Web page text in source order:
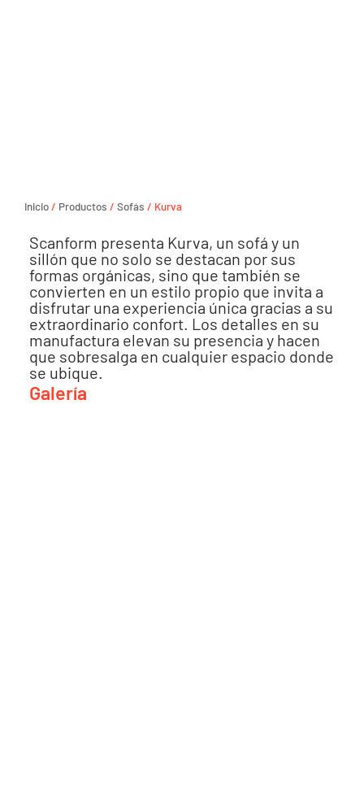
Inicio/ Productos / Sofás / Kurva
Scanform presenta Kurva, un sofá y un
sillón que no solo se destacan por sus
formas orgánicas, sino que también se
convierten en un estilo propio que invita a
disfrutar una experiencia única gracias a su
extraordinario confort. Los detalles en su
manufactura elevan su presencia y hacen
que sobresalga en cualquier espacio donde
se ubique.
Galería